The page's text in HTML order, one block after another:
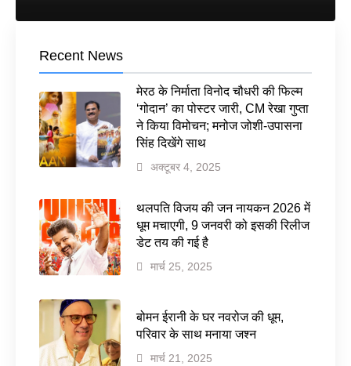
Recent News
मेरठ के निर्माता विनोद चौधरी की फिल्म
‘गोदान’ का पोस्टर जारी, CM रेखा गुप्ता
ने किया विमोचन; मनोज जोशी-उपासना
सिंह दिखेंगे साथ
अक्टूबर 4, 2025
थलपति विजय की जन नायकन 2026 में
धूम मचाएगी, 9 जनवरी को इसकी रिलीज
डेट तय की गई है
मार्च 25, 2025
बोमन ईरानी के घर नवरोज की धूम,
परिवार के साथ मनाया जश्न
मार्च 21, 2025